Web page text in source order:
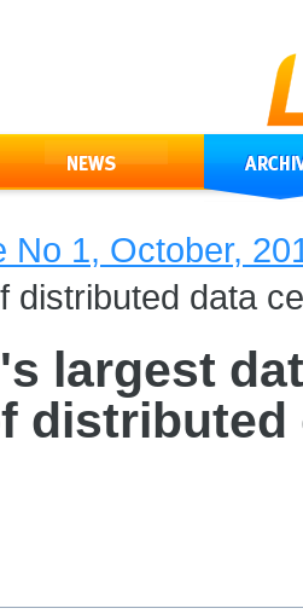
No 1, October,
distributed data
largest
distributed